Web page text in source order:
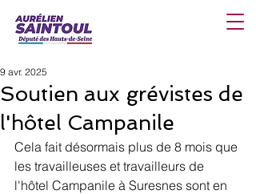
Soutien aux grévistes de
l'hôtel Campanile
9 avr. 2025
Cela fait désormais plus de 8 mois que
les travailleuses et travailleurs de
l'hôtel Campanile à Suresnes sont en